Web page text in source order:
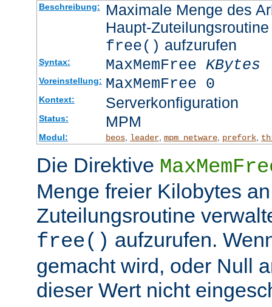
Beschreibung:
Maximale Menge des
Haupt-
free() aufzurufen
Syntax: MaxMemFree KBytes
Voreinstellung: MaxMemFree 0
Kontext: Serverkonfiguration
Status: MPM
Modul: beos, leader, mpm_netware, prefork,
Die Direktive
Menge freier Kilobytes
Zuteilungsroutine
free() aufzurufen.
gemacht wird, oder Null
dieser Wert nicht